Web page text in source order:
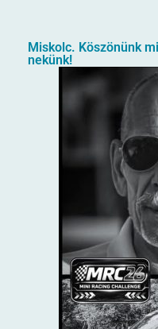
Miskolc. Köszönünk
nekünk!